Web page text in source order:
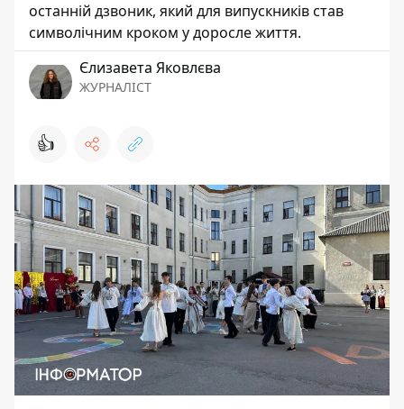
останній дзвоник, який для випускників став
символічним кроком у доросле життя.
Єлизавета Яковлєва
ЖУРНАЛІСТ
👍